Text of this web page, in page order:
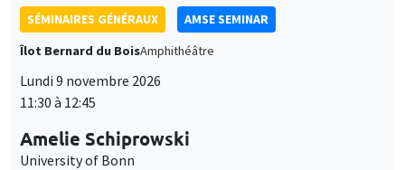
SÉMINAIRES GÉNÉRAUX
AMSE SEMINAR
Îlot Bernard du BoisAmphithéâtre
Lundi 9 novembre 2026
11:30 à 12:45
Amelie Schiprowski
University of Bonn